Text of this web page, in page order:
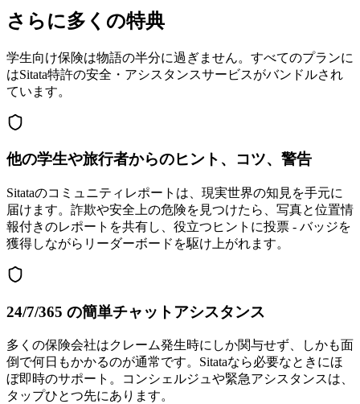
さらに多くの特典
学生向け保険は物語の半分に過ぎません。すべてのプランに
はSitata特許の安全・アシスタンスサービスがバンドルされ
ています。
他の学生や旅行者からのヒント、コツ、警告
Sitataのコミュニティレポートは、現実世界の知見を手元に
届けます。詐欺や安全上の危険を見つけたら、写真と位置情
報付きのレポートを共有し、役立つヒントに投票 - バッジを
獲得しながらリーダーボードを駆け上がれます。
24/7/365 の簡単チャットアシスタンス
多くの保険会社はクレーム発生時にしか関与せず、しかも面
倒で何日もかかるのが通常です。Sitataなら必要なときにほ
ぼ即時のサポート。コンシェルジュや緊急アシスタンスは、
タップひとつ先にあります。